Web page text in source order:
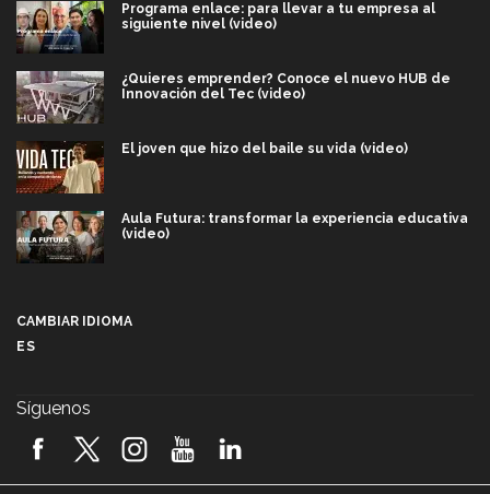
Programa enlace: para llevar a tu empresa al
siguiente nivel (video)
¿Quieres emprender? Conoce el nuevo HUB de
Innovación del Tec (video)
El joven que hizo del baile su vida (video)
Aula Futura: transformar la experiencia educativa
(video)
2026! (video)
CAMBIAR IDIOMA
ES
Síguenos